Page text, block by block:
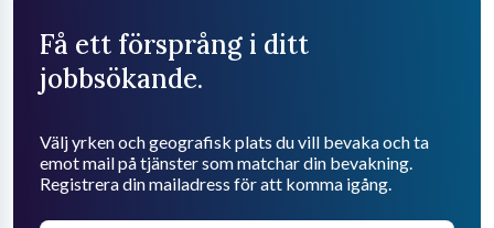
Få ett försprång i ditt
jobbsökande.
Välj yrken och geografisk plats du vill bevaka och ta
emot mail på tjänster som matchar din bevakning.
Registrera din mailadress för att komma igång.